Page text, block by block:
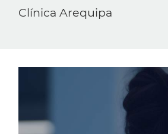
Clínica Arequipa